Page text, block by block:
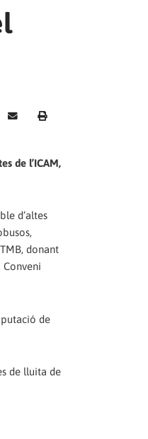
de l’ICAM,
d’altes
donant
Conveni
de
de lluita de